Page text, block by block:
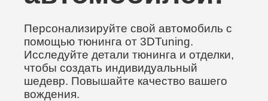
Персонализируйте свой автомобиль с
помощью тюнинга от 3DTuning.
Исследуйте детали тюнинга и отделки,
чтобы создать индивидуальный
шедевр. Повышайте качество вашего
вождения.